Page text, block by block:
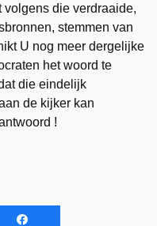
die verdraaide,
stemmen van
U nog meer dergelijke
het woord te
die eindelijk
de kijker kan
!